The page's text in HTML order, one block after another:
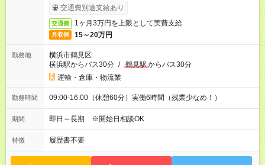
ービス利用可（利用条件有）
交通費別途支給あり
交通費 1ヶ月3万円を上限として実費支給
月収例 15～20万円
勤務地
横浜市鶴見区
横浜駅からバス30分 / 鶴見駅からバス30分
運輸・倉庫・物流業
勤務時間 09:00-16:00（休憩60分）実働6時間（残業少なめ！）
期間 即日～長期 ※開始日相談OK
特徴 履歴書不要